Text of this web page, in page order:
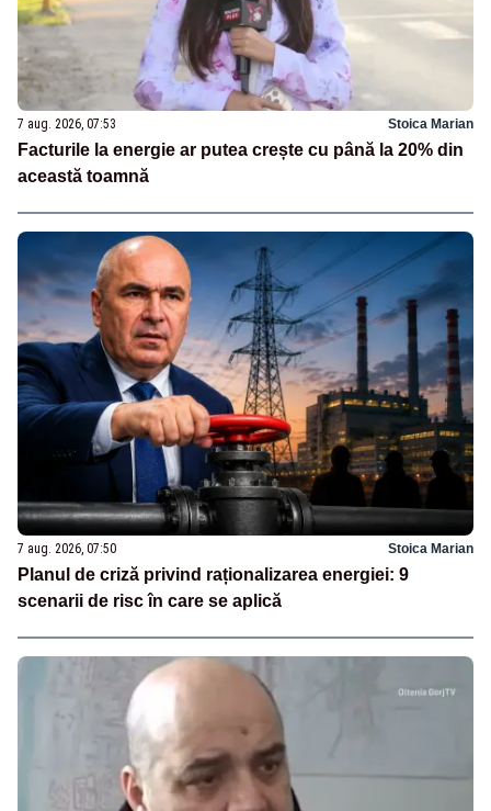
7 aug. 2026, 07:53 Stoica Marian
Facturile la energie ar putea crește cu până la 20% din
această toamnă
7 aug. 2026, 07:50 Stoica Marian
Planul de criză privind raționalizarea energiei: 9
scenarii de risc în care se aplică